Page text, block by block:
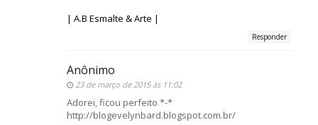
| A.B Esmalte & Arte |
Responder
Anônimo
23 de março de 2015 às 11:02
Adorei, ficou perfeito *-*
http://blogevelynbard.blogspot.com.br/